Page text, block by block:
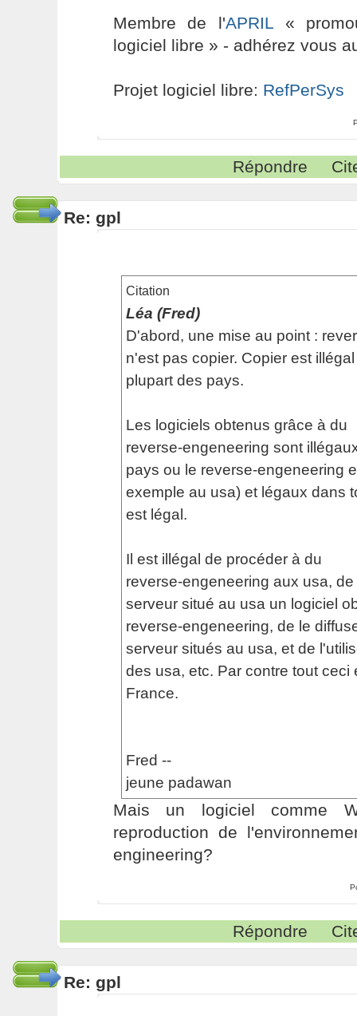
Membre de l'APRIL «
logiciel libre » - adhérez vous
Projet logiciel libre: RefPerSys
Répondre
Re: gpl
Citation
Léa (Fred)
D'abord, une mise au point :
n'est pas copier. Copier est
plupart des pays.
Les logiciels obtenus grâce à du
reverse-engeneering sont
pays ou le reverse-engeneering
exemple au usa) et légaux dans
est légal.
Il est illégal de procéder à du
reverse-engeneering aux usa,
serveur situé au usa un logiciel
reverse-engeneering, de le
serveur situés au usa, et de
des usa, etc. Par contre tout ceci
France.
Fred --
jeune padawan
Mais un logiciel comme
reproduction de
engineering?
Répondre
Re: gpl